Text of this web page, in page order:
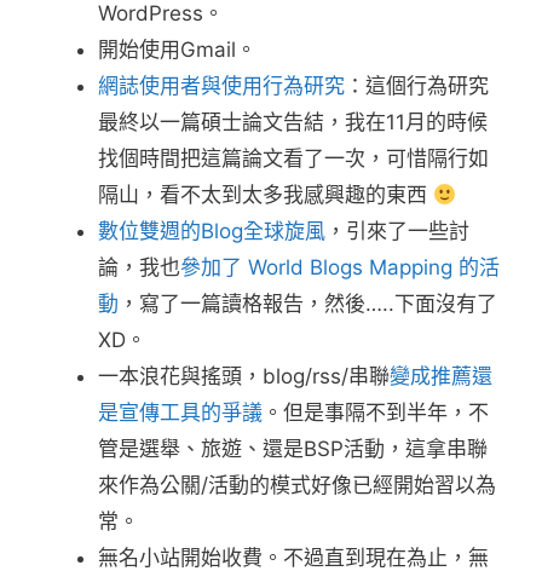
WordPress。
開始使用Gmail。
網誌使用者與使用行為研究 ：這個行為研究
最終以一篇碩士論文告結，我在11月的時候
找個時間把這篇論文看了一次，可惜隔行如
隔山，看不太到太多我感興趣的東西
數位雙週的Blog全球旋風 ，引來了一些討
論，我也參加了 World Blogs Mapping 的活
動 ，寫了一篇讀格報告，然後…..下面沒有了
XD。
一本浪花與搖頭，blog/rss/串聯變成推薦還
是宣傳工具的爭議 。但是事隔不到半年，不
管是選舉、旅遊、還是BSP活動，這拿串聯
來作為公關/活動的模式好像已經開始習以為
常。
無名小站開始收費。不過直到現在為止，無